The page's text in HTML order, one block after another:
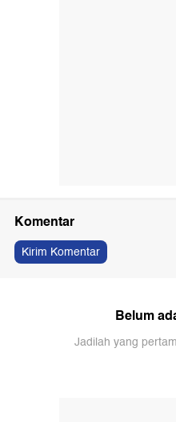
Komentar
Kirim Komentar
Belum
Jadilah yang